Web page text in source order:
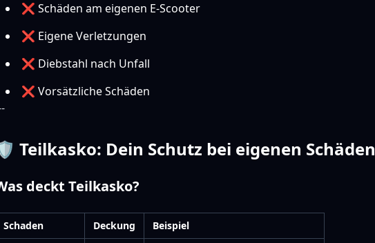
❌ Schäden am eigenen E-Scooter
❌ Eigene Verletzungen
❌ Diebstahl nach Unfall
❌ Vorsätzliche Schäden
Teilkasko: Dein Schutz bei eigenen Schäden
deckt Teilkasko?
Schaden Deckung Beispiel